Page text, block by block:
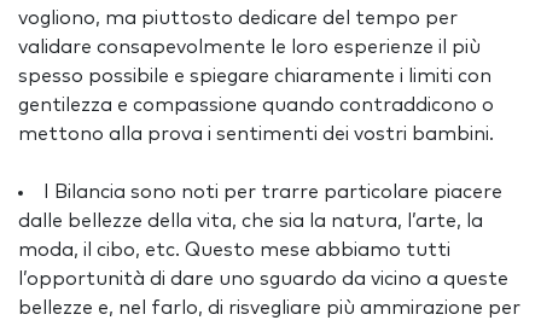
vogliono, ma piuttosto dedicare del tempo per
validare consapevolmente le loro esperienze il più
spesso possibile e spiegare chiaramente i limiti con
gentilezza e compassione quando contraddicono o
mettono alla prova i sentimenti dei vostri bambini.
I Bilancia sono noti per trarre particolare piacere
dalle bellezze della vita, che sia la natura, l’arte, la
moda, il cibo, etc. Questo mese abbiamo tutti
l’opportunità di dare uno sguardo da vicino a queste
bellezze e, nel farlo, di risvegliare più ammirazione per